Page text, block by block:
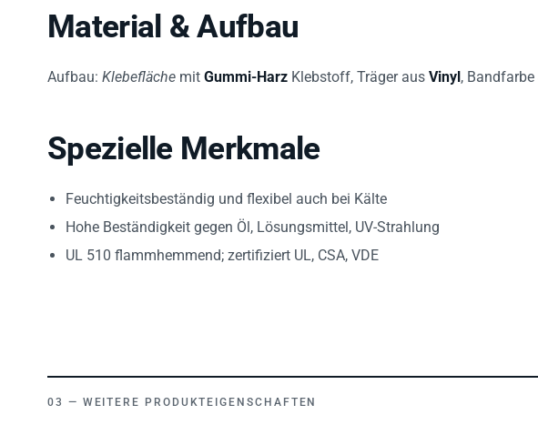
Material & Aufbau
Aufbau: Klebefläche mit Gummi-Harz Klebstoff, Träger aus Vinyl , Bandfarbe
Spezielle Merkmale
Feuchtigkeitsbeständig und flexibel auch bei Kälte
Hohe Beständigkeit gegen Öl, Lösungsmittel, UV-Strahlung
UL 510 flammhemmend; zertifiziert UL, CSA, VDE
WEITERE PRODUKTEIGENSCHAFTEN